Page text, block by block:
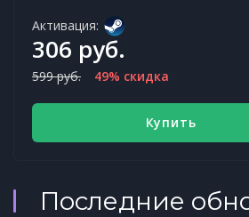
Активация:
306 руб.
599 руб. 49% скидка
Купить
Последние